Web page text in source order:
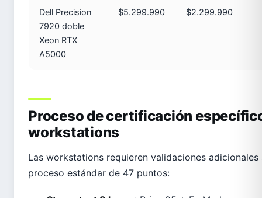
Dell Precision
7920 doble
Xeon RTX
A5000
$5.299.990 $2.299.990
Proceso de certificación
workstations
Las workstations requieren validaciones adicionales
proceso estándar de 47 puntos: